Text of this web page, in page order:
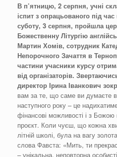
В п’ятницю, 2 серпня, учні
іспит з опрацьованого під
суботу, 3 серпня, пройшла
Божественну Літургію
Мартин Хомів, сотрудник
Непорочного Зачаття в
частини учасники курсу
від організаторів.
директор Ірина Іванкович
вам за те, що саме ви думаєте
наступного року – це
фінансові можливості і з
проєкт. Коли чуєш, що кожна
літній школі, була на вагу
слова Фавста: «Мить, ти
– унікальна, неповторна